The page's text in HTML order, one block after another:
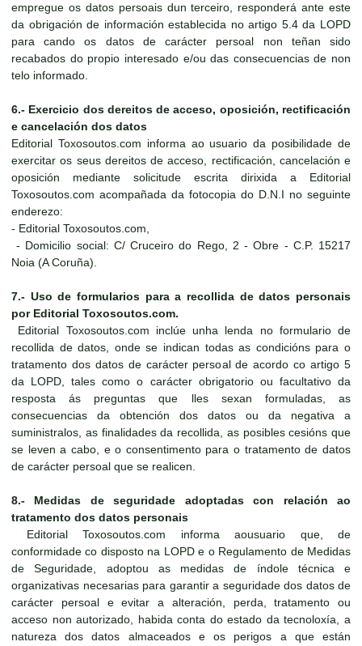
empregue os datos persoais dun terceiro, responderá ante este
da obrigación de información establecida no artigo 5.4 da LOPD
para cando os datos de carácter persoal non teñan sido
recabados do propio interesado e/ou das consecuencias de non
telo informado.
6.- Exercicio dos dereitos de acceso, oposición, rectificación
e cancelación dos datos
Editorial Toxosoutos.com informa ao usuario da posibilidade de
exercitar os seus dereitos de acceso, rectificación, cancelación e
oposición mediante solicitude escrita dirixida a Editorial
Toxosoutos.com acompañada da fotocopia do D.N.I no seguinte
enderezo:
- Editorial Toxosoutos.com,
- Domicilio social: C/ Cruceiro do Rego, 2 - Obre - C.P. 15217
Noia (A Coruña).
7.- Uso de formularios para a recollida de datos personais
por Editorial Toxosoutos.com.
Editorial Toxosoutos.com inclúe unha lenda no formulario de
recollida de datos, onde se indican todas as condicións para o
tratamento dos datos de carácter persoal de acordo co artigo 5
da LOPD, tales como o carácter obrigatorio ou facultativo da
resposta ás preguntas que lles sexan formuladas, as
consecuencias da obtención dos datos ou da negativa a
suministralos, as finalidades da recollida, as posibles cesións que
se leven a cabo, e o consentimento para o tratamento de datos
de carácter persoal que se realicen.
8.- Medidas de seguridade adoptadas con relación ao
tratamento dos datos personais
Editorial Toxosoutos.com informa aousuario que, de
conformidade co disposto na LOPD e o Regulamento de Medidas
de Seguridade, adoptou as medidas de índole técnica e
organizativas necesarias para garantir a seguridade dos datos de
carácter persoal e evitar a alteración, perda, tratamento ou
acceso non autorizado, habida conta do estado da tecnoloxía, a
natureza dos datos almaceados e os perigos a que están